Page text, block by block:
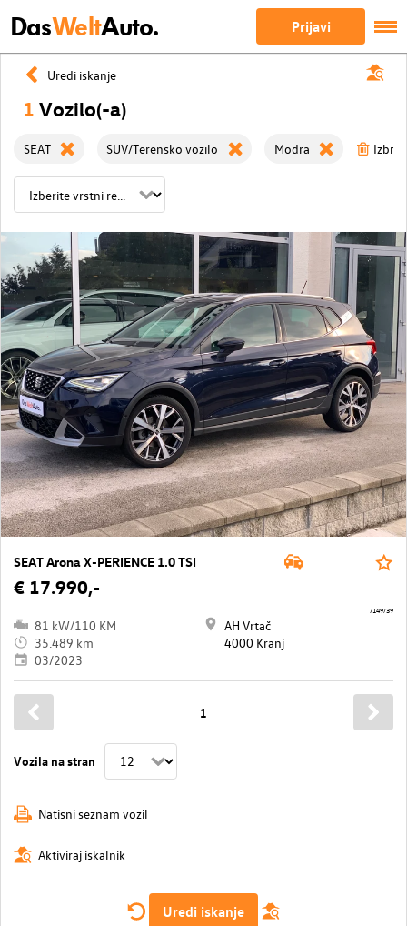
DasWeltAuto. Prijavi
Uredi iskanje
1 Vozilo(-a)
SEAT SUV/Terensko vozilo Modra
SEAT Arona X-PERIENCE 1.0 TSI
€ 17.990,-
81 kW/110 KM
35.489 km
03/2023
AH Vrtač
4000 Kranj
7149/39
Vozila na stran
1
Natisni seznam vozil
Aktiviraj iskalnik
Uredi iskanje